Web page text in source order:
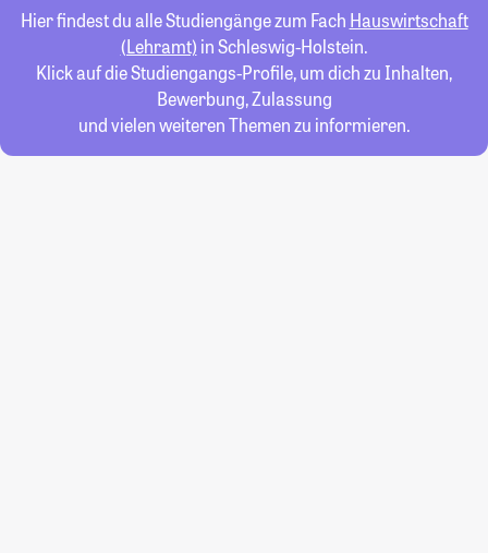
Hier findest du alle Studiengänge zum Fach Hauswirtschaft
(Lehramt) in Schleswig-Holstein.
Klick auf die Studiengangs-Profile, um dich zu Inhalten,
Bewerbung, Zulassung
und vielen weiteren Themen zu informieren.